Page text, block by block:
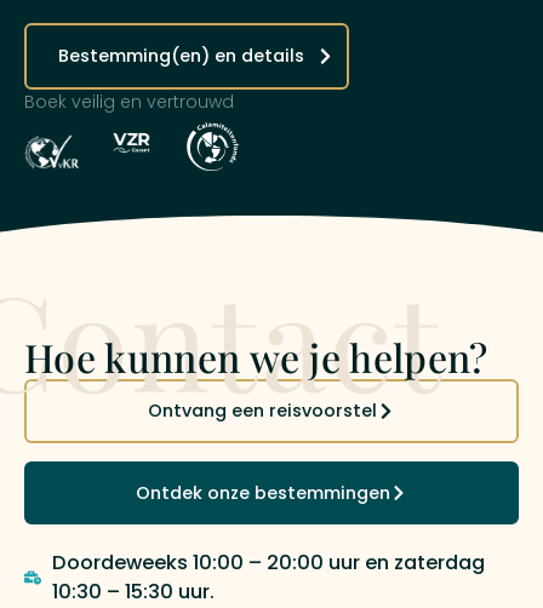
Bestemming(en) en details
Boek veilig en vertrouwd
Hoe kunnen we je helpen?
Ontvang een reisvoorstel
Ontdek onze bestemmingen
Doordeweeks 10:00 – 20:00 uur en zaterdag
10:30 – 15:30 uur.